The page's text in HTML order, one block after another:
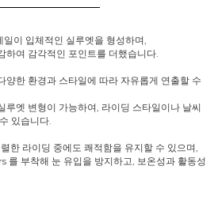
이 입체적인 실루엣을 형성하며,
하여 감각적인 포인트를 더했습니다.
양한 환경과 스타일에 따라 자유롭게 연출할 수
루엣 변형이 가능하여, 라이딩 스타일이나 날씨
있습니다.
한 라이딩 중에도 쾌적함을 유지할 수 있으며,
부착해 눈 유입을 방지하고, 보온성과 활동성